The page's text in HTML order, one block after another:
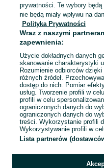
Mapa kategorii
Mapa miejscowości
Mapa ministron
prywatności. Te wybory
nie będą miały wpływu na
Polityka Prywatności
Wraz z naszymi
zapewnienia:
Użycie dokładnych danych
skanowanie charakterystyki
Rozumienie odbiorców
różnych źródeł.
dostęp do nich. Pomiar
usług. Tworzenie profili w
profili w celu
ograniczonych danych do
ograniczonych danych do
treści. Wykorzystanie profili
Wykorzystywanie profili w
Lista partnerów